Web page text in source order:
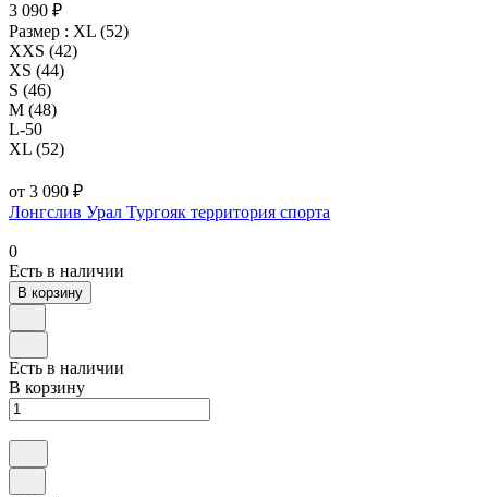
3 090 ₽
Размер : XL (52)
XXS (42)
XS (44)
S (46)
M (48)
L-50
XL (52)
от 3 090 ₽
Лонгслив Урал Тургояк территория спорта
0
Есть в наличии
В корзину
Есть в наличии
В корзину